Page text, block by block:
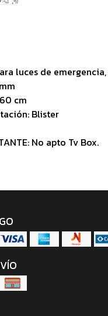
luces de
cm
Blister
No apto Tv Box.